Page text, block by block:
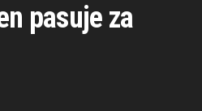
pasuje za